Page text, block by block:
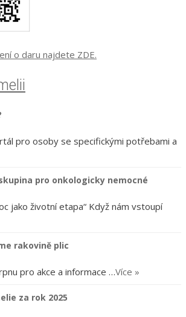
o daru najdete ZDE.
pro osoby se specifickými potřebami a
pro onkologicky nemocné
jako životní etapa“ Když nám vstoupí
rakovině plic
pro akce a informace …Více »
za rok 2025